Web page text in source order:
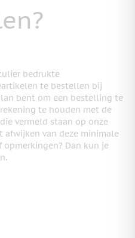
bedrukte
te bestellen bij
bent om een bestelling te
te houden met de
vermeld staan op onze
afwijken van deze minimale
Dan kun je